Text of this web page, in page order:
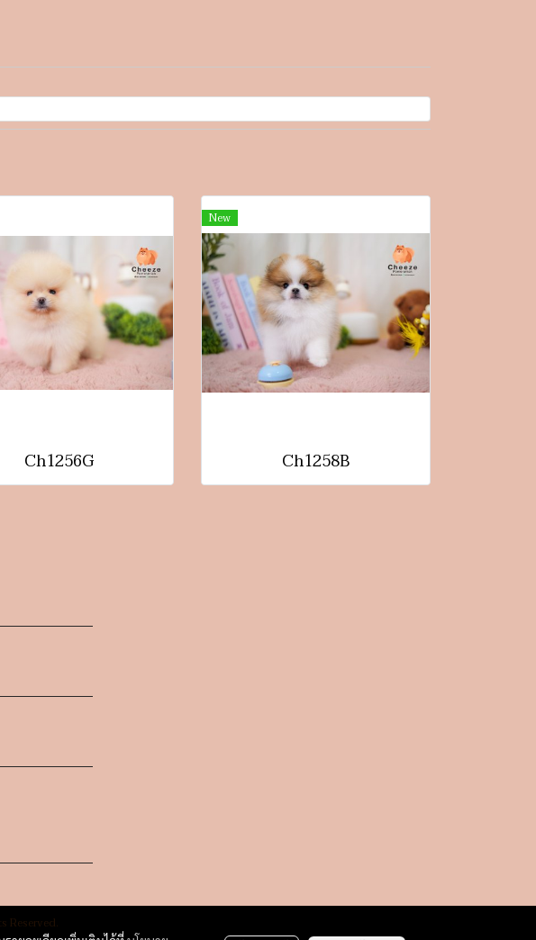
Ch1256G
New
Ch1258B
Reserved.